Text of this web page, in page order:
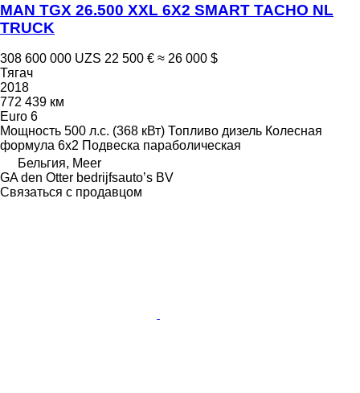
MAN TGX 26.500 XXL 6X2 SMART TACHO NL
TRUCK
308 600 000 UZS 22 500 € ≈ 26 000 $
Тягач
2018
772 439 км
Euro 6
Мощность 500 л.с. (368 кВт) Топливо дизель Колесная
формула 6x2 Подвеска параболическая
Бельгия, Meer
GA den Otter bedrijfsauto’s BV
Связаться с продавцом